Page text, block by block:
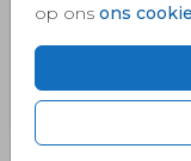
op ons ons